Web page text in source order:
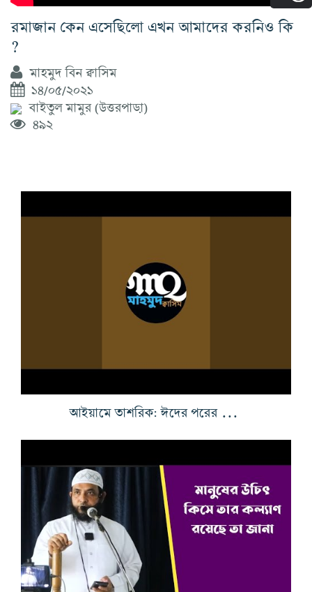
রমাজান কেন এসেছিলো এখন আমাদের করনিও কি
?
মাহমুদ বিন ক্বাসিম
১৪/০৫/২০২১
বাইতুল মামুর (উত্তরপাড়া)
৪৯২